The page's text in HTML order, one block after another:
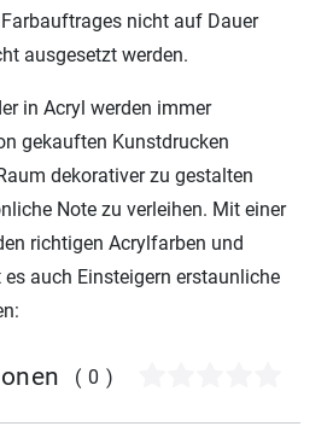
nicht auf Dauer
ausgesetzt werden.
in Acryl werden immer
gekauften Kunstdrucken
dekorativer zu gestalten
Note zu verleihen. Mit einer
richtigen Acrylfarben und
auch Einsteigern erstaunliche
(0)